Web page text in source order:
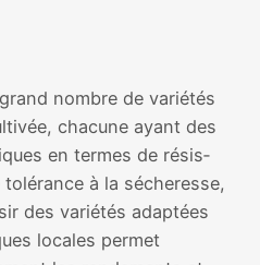
nombre de varié­tés
cha­cune ayant des
en termes de résis­
à la séche­resse,
des varié­tés adap­tées
locales per­met